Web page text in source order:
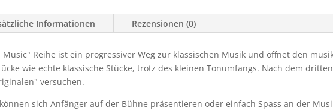
Informationen Rezensionen (0)
Reihe ist ein progressiver Weg zur klassischen Musik und öffnet den
wie echte klassische Stücke, trotz des kleinen Tonumfangs. Nach dem
versuchen.
sich Anfänger auf der Bühne präsentieren oder einfach Spass an der